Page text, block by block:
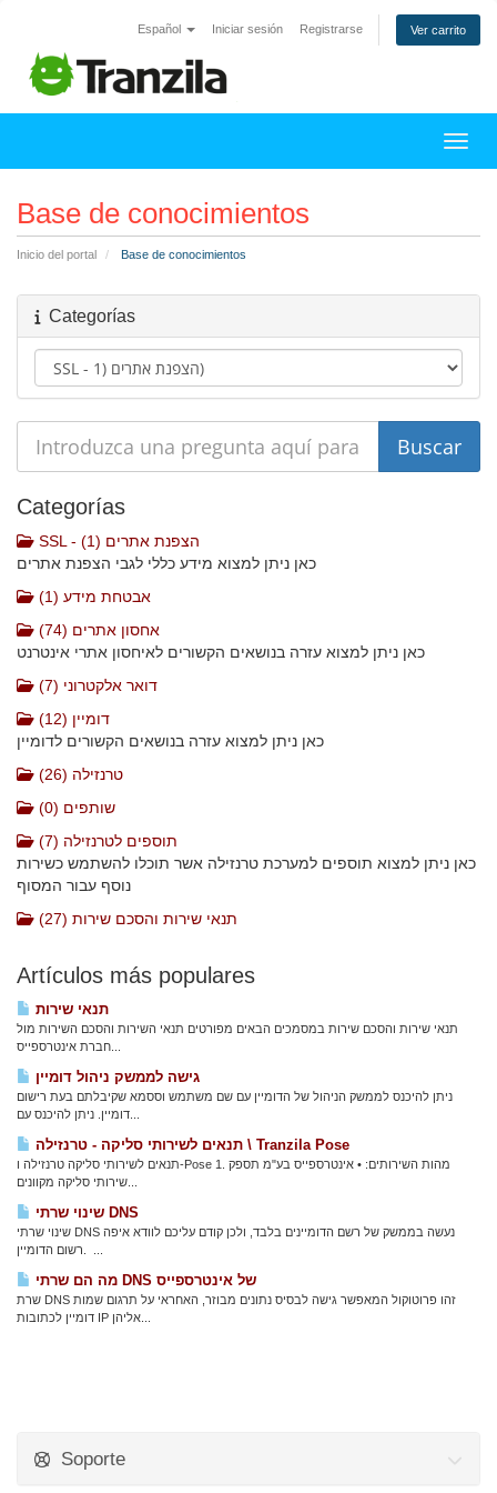
Español Iniciar sesión Registrarse Ver carrito
Base de conocimientos
Inicio del portal Base de conocimientos
Categorías
Categorías
SSL - הצפנת אתרים (1)
כאן ניתן למצוא מידע כללי לגבי הצפנת אתרים
אבטחת מידע (1)
אחסון אתרים (74)
כאן ניתן למצוא עזרה בנושאים הקשורים לאיחסון אתרי אינטרנט
דואר אלקטרוני (7)
דומיין (12)
כאן ניתן למצוא עזרה בנושאים הקשורים לדומיין
טרנזילה (26)
שותפים (0)
תוספים לטרנזילה (7)
כאן ניתן למצוא תוספים למערכת טרנזילה אשר תוכלו להשתמש כשירות
נוסף עבור המסוף
תנאי שירות והסכם שירות (27)
Artículos más populares
תנאי שירות
תנאי שירות והסכם שירות במסמכים הבאים מפורטים תנאי השירות והסכם השירות מול
גישה לממשק ניהול דומיין
ניתן להיכנס לממשק הניהול של הדומיין עם שם משתמש וססמא שקיבלתם בעת רישום
תנאים לשירותי סליקה - טרנזילה \ Tranzila Pose
תנאים לשירותי סליקה טרנזילה ו-Pose 1. מהות השירותים: • אינטרספייס בע"מ תספק
שינוי שרתי DNS
שינוי שרתי DNS נעשה בממשק של רשם הדומיינים בלבד, ולכן קודם עליכם לוודא איפה
מה הם שרתי DNS של אינטרספייס
שרת DNS זהו פרוטוקול המאפשר גישה לבסיס נתונים מבוזר, האחראי על תרגום שמות
Soporte